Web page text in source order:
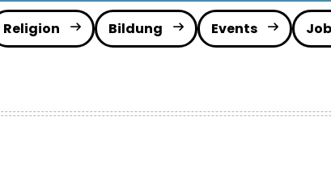
Religion Bildung Events